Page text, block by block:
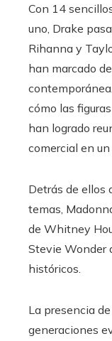
Con 14
uno, Drake
Rihanna y
han marcado
cómo las
han logrado
comercial en
Detrás de ellos
temas,
de Whitney
Stevie Wonder
históricos.
La presencia
generaciones